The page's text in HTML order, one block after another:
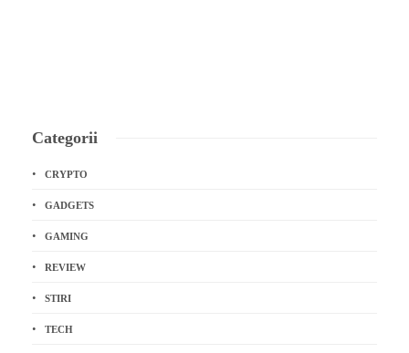
Categorii
CRYPTO
GADGETS
GAMING
REVIEW
STIRI
TECH